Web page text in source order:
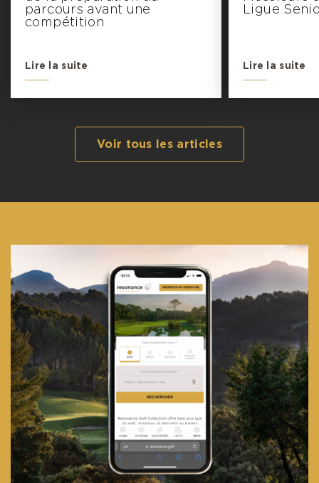
parcours avant une
compétition
Lire la suite
Ligue
Lire la suite
Voir tous les articles